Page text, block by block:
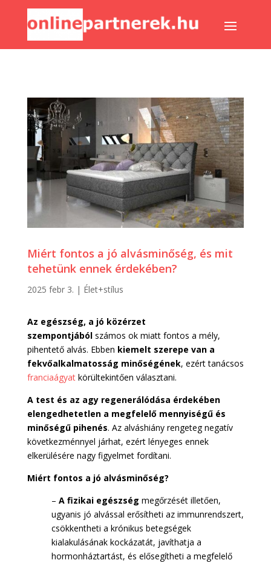
Miért fontos a jó alvásminőség, és mit
tehetünk ennek érdekében?
2025 febr 3. | Élet+stílus
Az egészség, a jó közérzet
szempontjábólszámos ok miatt fontos a mély,
pihentető alvás. Ebben kiemelt szerepe van a
fekvőalkalmatosság minőségének, ezért tanácsos
franciaágyatkörültekintően választani.
A test és az agy regenerálódása érdekében
elengedhetetlen a megfelelő mennyiségű és
minőségű pihenés. Az alváshiány rengeteg negatív
következménnyel járhat, ezért lényeges ennek
elkerülésére nagy figyelmet fordítani.
Miért fontos a jó alvásminőség?
– A fizikai egészség megőrzését illetően,
ugyanis jó alvással erősítheti az immunrendszert,
csökkentheti a krónikus betegségek
kialakulásának kockázatát, javíthatja a
hormonháztartást, és elősegítheti a megfelelő